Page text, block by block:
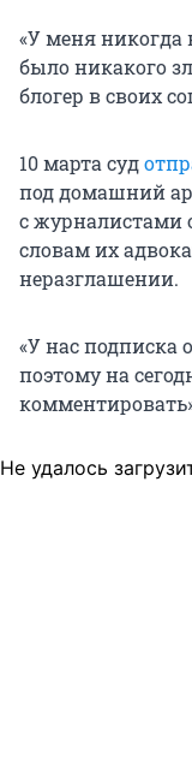
«У меня никогда
было никакого
блогер в своих
10 марта суд
под домашний
с журналистами
словам их
неразглашении.
«У нас подписка
поэтому на
Не удалось